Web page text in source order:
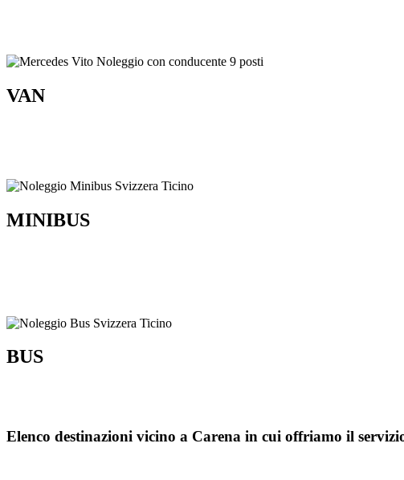
VAN
MINIBUS
BUS
Elenco destinazioni vicino a Carena in cui offriamo il